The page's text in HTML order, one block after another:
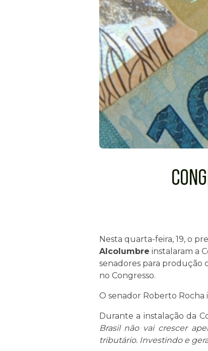
Nesta quarta-feira, 19, o
Alcolumbre instalaram a
senadores para produção
no Congresso.
O senador Roberto Rocha
Durante a instalação da
Brasil não vai crescer
tributário. Investindo e